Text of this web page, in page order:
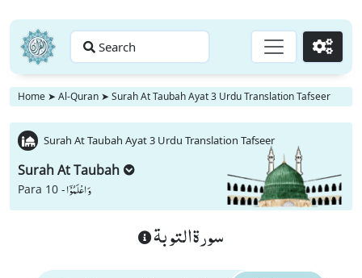
Search Go
Home ➤ Al-Quran ➤ Surah At Taubah Ayat 3 Urdu Translation Tafseer
Surah At Taubah Ayat 3 Urdu Translation Tafseer
Surah At Taubah
Para 10 -وَ اعْلَمُوْۤا
سورة التوبة